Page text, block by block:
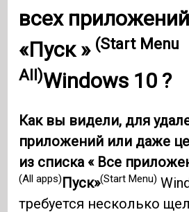
всех
«Пуск » (Start Menu
All)Windows 10 ?
Как вы видели, для
приложений или даже
из списка « Все
(All apps)Пуск»(Start Menu)
требуется несколько